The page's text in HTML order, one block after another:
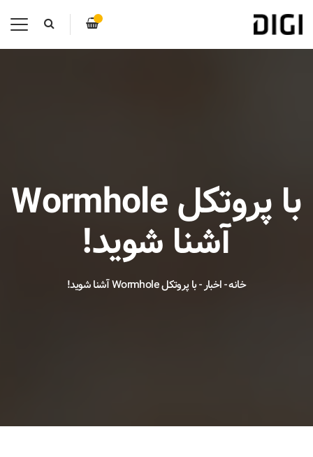
با پروتکل Wormhole
آشنا شوید!
خانه-اخبار-با پروتکل Wormhole آشنا شوید!